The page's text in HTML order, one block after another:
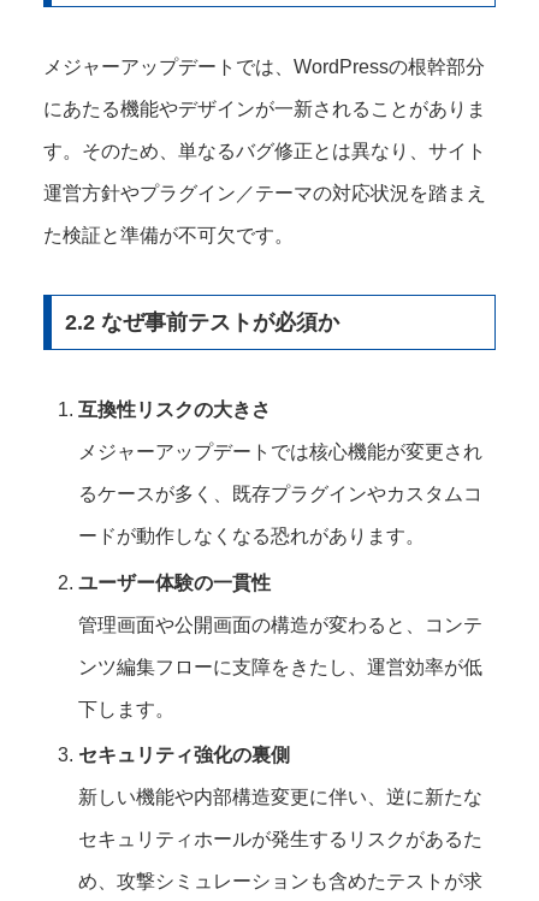
メジャーアップデートでは、WordPressの根幹部分
にあたる機能やデザインが一新されることがありま
す。そのため、単なるバグ修正とは異なり、サイト
運営方針やプラグイン／テーマの対応状況を踏まえ
た検証と準備が不可欠です。
2.2 なぜ事前テストが必須か
互換性リスクの大きさ
メジャーアップデートでは核心機能が変更され
るケースが多く、既存プラグインやカスタムコ
ードが動作しなくなる恐れがあります。
ユーザー体験の一貫性
管理画面や公開画面の構造が変わると、コンテ
ンツ編集フローに支障をきたし、運営効率が低
下します。
セキュリティ強化の裏側
新しい機能や内部構造変更に伴い、逆に新たな
セキュリティホールが発生するリスクがあるた
め、攻撃シミュレーションも含めたテストが求